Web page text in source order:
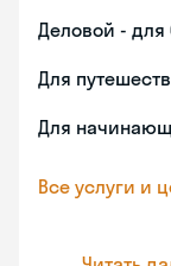
Деловой - для
Для
Для
Все услуги и